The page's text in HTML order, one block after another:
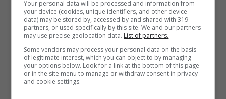
Lato Tecnico
Your personal data will be processed and information from
your device (cookies, unique identifiers, and other device
data) may be stored by, accessed by and shared with 319
partners, or used specifically by this site. We and our partners
may use precise geolocation data. List of partners.
Some vendors may process your personal data on the basis
of legitimate interest, which you can object to by managing
your options below. Look for a link at the bottom of this page
or in the site menu to manage or withdraw consent in privacy
and cookie settings.